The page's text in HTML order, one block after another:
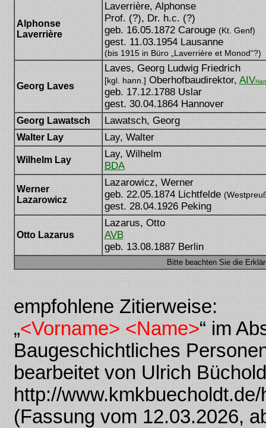
Alphonse
Laverrière
Laverrière, Alphonse
Prof. (?), Dr. h.c. (?)
geb. 16.05.1872 Carouge (Kt. Genf)
gest. 11.03.1954 Lausanne
(bis 1915 in Büro „Laverrière et Monod“?)
Georg Laves
Laves, Georg Ludwig Friedrich
[kgl. hann.] Oberhofbaudirektor, AIV
geb. 17.12.1788 Uslar
gest. 30.04.1864 Hannover
Georg Lawatsch Lawatsch, Georg
Walter Lay Lay, Walter
Wilhelm Lay
Lay, Wilhelm
BDA
Werner
Lazarowicz
Lazarowicz, Werner
geb. 22.05.1874 Lichtfelde
gest. 28.04.1926 Peking
Otto Lazarus
Lazarus, Otto
AVB
geb. 13.08.1887 Berlin
Bitte beachten Sie die
empfohlene Zitierweise:
„<Vorname> <Name>“ im
Baugeschichtliches
bearbeitet von Ulrich
http://
(Fassung vom 12.03.2026,